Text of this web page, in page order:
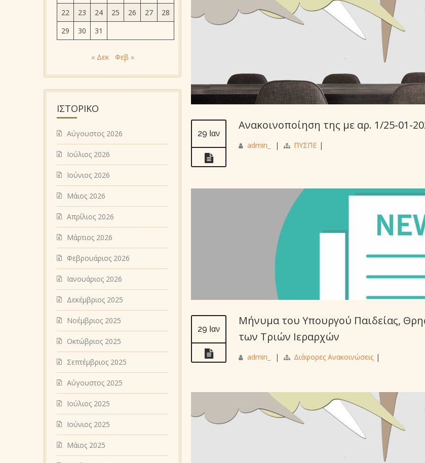
29 Ιαν
Ανακοινοποίηση της με αρ. 1/25-01-
admin_ | ΠΥΣΠΕ |
29 Ιαν
Μήνυμα του Υπουργού Παιδείας,
των Τριών Ιεραρχών
admin_ | Διάφορες Ανακοινώσεις |
22
23 24 25 26 27
28
29
30 31
« Δεκ Φεβ »
ΙΣΤΟΡΙΚΌ
Αύγουστος 2026
Ιούλιος 2026
Ιούνιος 2026
Μάιος 2026
Απρίλιος 2026
Μάρτιος 2026
Φεβρουάριος 2026
Ιανουάριος 2026
Δεκέμβριος 2025
Νοέμβριος 2025
Οκτώβριος 2025
Σεπτέμβριος 2025
Αύγουστος 2025
Ιούλιος 2025
Ιούνιος 2025
Μάιος 2025